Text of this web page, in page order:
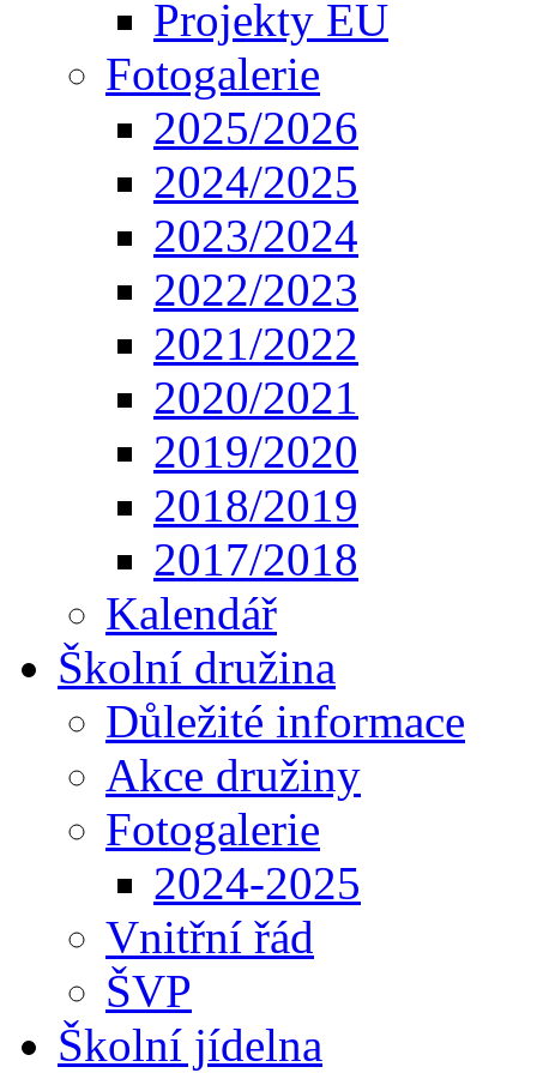
Projekty EU
Fotogalerie
2025/2026
2024/2025
2023/2024
2022/2023
2021/2022
2020/2021
2019/2020
2018/2019
2017/2018
Kalendář
Školní družina
Důležité informace
Akce družiny
Fotogalerie
2024-2025
Vnitřní řád
ŠVP
Školní jídelna